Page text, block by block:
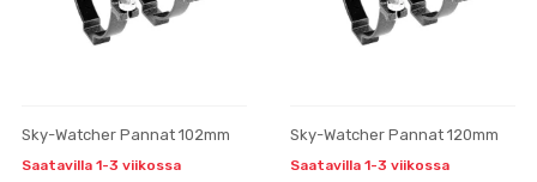
Sky-Watcher Pannat 102mm
Saatavilla 1-3 viikossa
Sky-Watcher Pannat 120mm
Saatavilla 1-3 viikossa